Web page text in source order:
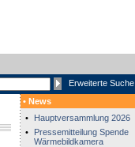
Erweiterte Suche
• News
•
Hauptversammlung 2026
•
Pressemitteilung Spende
Wärmebildkamera